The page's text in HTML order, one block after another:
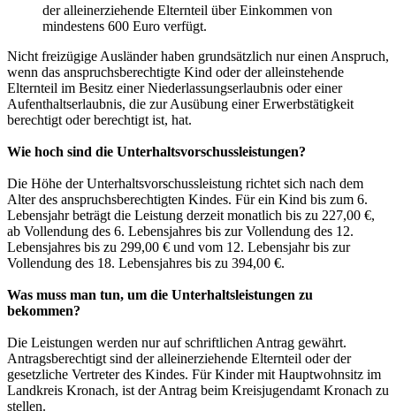
der alleinerziehende Elternteil über Einkommen von
mindestens 600 Euro verfügt.
Nicht freizügige Ausländer haben grundsätzlich nur einen Anspruch,
wenn das anspruchsberechtigte Kind oder der alleinstehende
Elternteil im Besitz einer Niederlassungserlaubnis oder einer
Aufenthaltserlaubnis, die zur Ausübung einer Erwerbstätigkeit
berechtigt oder berechtigt ist, hat.
Wie hoch sind die Unterhaltsvorschussleistungen?
Die Höhe der Unterhaltsvorschussleistung richtet sich nach dem
Alter des anspruchsberechtigten Kindes. Für ein Kind bis zum 6.
Lebensjahr beträgt die Leistung derzeit monatlich bis zu 227,00 €,
ab Vollendung des 6. Lebensjahres bis zur Vollendung des 12.
Lebensjahres bis zu 299,00 € und vom 12. Lebensjahr bis zur
Vollendung des 18. Lebensjahres bis zu 394,00 €.
Was muss man tun, um die Unterhaltsleistungen zu
bekommen?
Die Leistungen werden nur auf schriftlichen Antrag gewährt.
Antragsberechtigt sind der alleinerziehende Elternteil oder der
gesetzliche Vertreter des Kindes. Für Kinder mit Hauptwohnsitz im
Landkreis Kronach, ist der Antrag beim Kreisjugendamt Kronach zu
stellen.